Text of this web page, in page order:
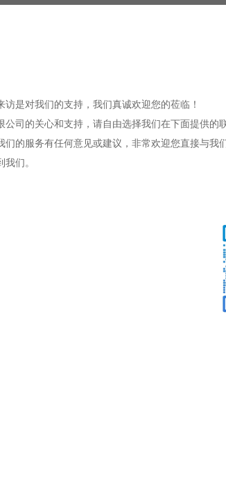
是对我们的支持，我们真诚欢迎您的莅临！
公司的关心和支持，请自由选择我们在下面提供
们的服务有任何意见或建议，非常欢迎您直接与我
们。